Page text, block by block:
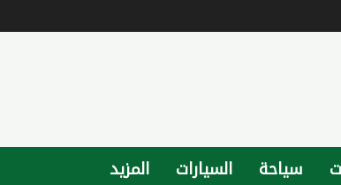
سياحة السيارات المزيد